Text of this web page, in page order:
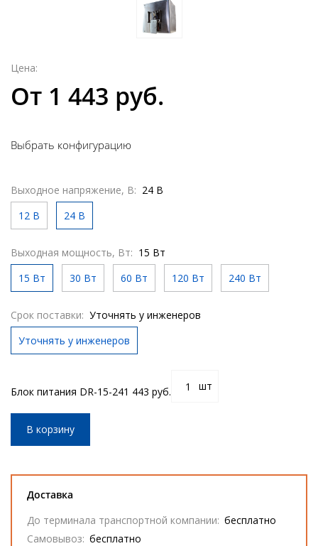
Цена:
От 1 443 руб.
Выбрать конфигурацию
Выходное напряжение, В: 24 В
12 В
24 В
Выходная мощность, Вт: 15 Вт
15 Вт
30 Вт 60 Вт 120 Вт 240 Вт
Срок поставки: Уточнять у инженеров
Уточнять у инженеров
Блок питания DR-15-241 443 руб. шт
В корзину
Доставка
До терминала транспортной компании: бесплатно
Самовывоз: бесплатно